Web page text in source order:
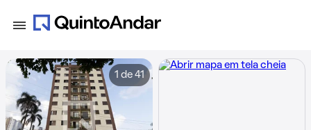
1 de 41